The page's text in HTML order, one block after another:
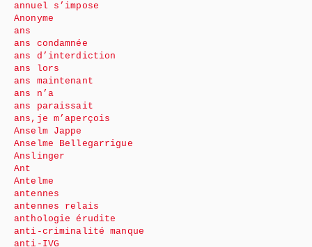
annuel s’impose
Anonyme
ans
ans condamnée
ans d’interdiction
ans lors
ans maintenant
ans n’a
ans paraissait
ans,je m’aperçois
Anselm Jappe
Anselme Bellegarrigue
Anslinger
Ant
Antelme
antennes
antennes relais
anthologie érudite
anti-criminalité manque
anti-IVG